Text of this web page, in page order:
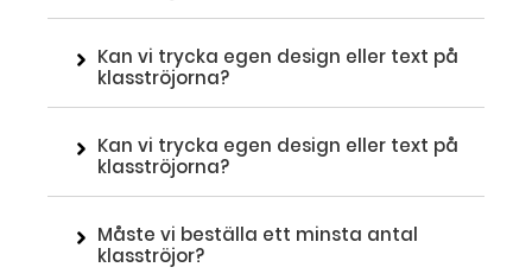
Kan vi trycka egen design eller text på
klasströjorna?
Kan vi trycka egen design eller text på
klasströjorna?
Måste vi beställa ett minsta antal
klasströjor?